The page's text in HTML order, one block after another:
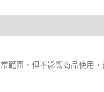
圍，但不影響商品使用